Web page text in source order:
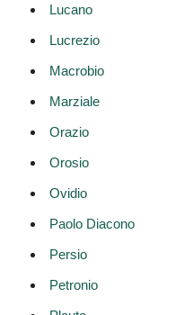
Lucano
Lucrezio
Macrobio
Marziale
Orazio
Orosio
Ovidio
Paolo Diacono
Persio
Petronio